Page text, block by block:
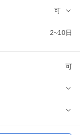
可
2~10日
可